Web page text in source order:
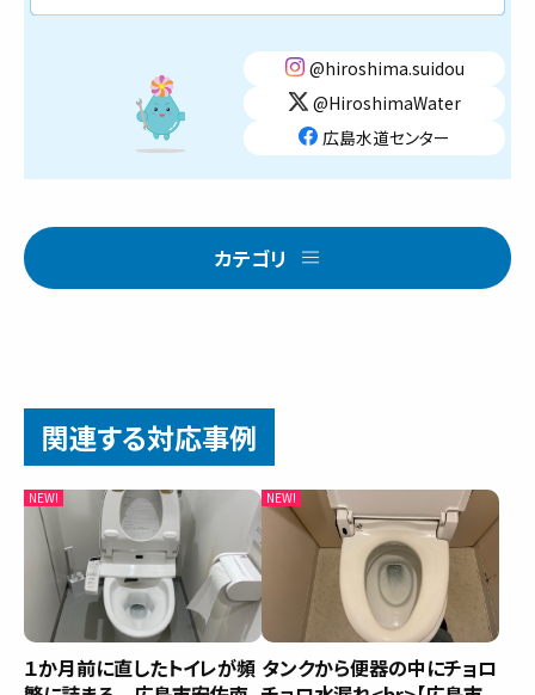
@hiroshima.suidou
@HiroshimaWater
広島水道センター
カテゴリ
関連する対応事例
１か月前に直したトイレが頻 タンクから便器の中にチョロ